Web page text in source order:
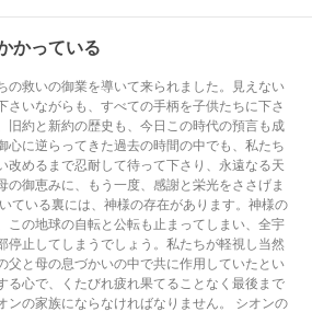
かっている
の救いの御業を導いて来られました。見えない
さいながらも、すべての手柄を子供たちに下さ
旧約と新約の歴史も、今日この時代の預言も成
心に逆らってきた過去の時間の中でも、私たち
改めるまで忍耐して待って下さり、永遠なる天
の御恵みに、もう一度、感謝と栄光をささげま
ている裏には、神様の存在があります。神様の
この地球の自転と公転も止まってしまい、全宇
停止してしまうでしょう。私たちが軽視し当然
父と母の息づかいの中で共に作用していたとい
る心で、くたびれ疲れ果てることなく最後まで
ンの家族にならなければなりません。 シオンの